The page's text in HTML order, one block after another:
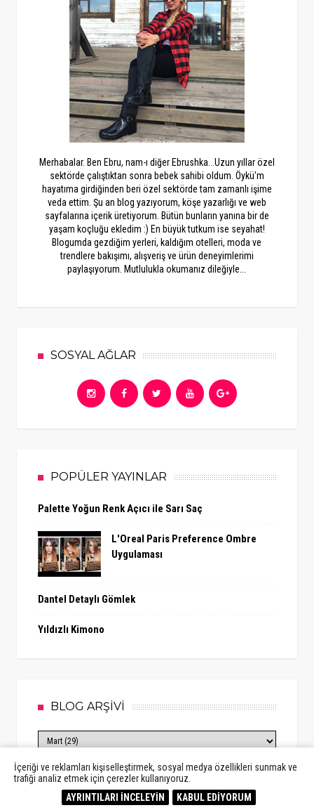
Merhabalar. Ben Ebru, nam-ı diğer Ebrushka...Uzun yıllar özel
sektörde çalıştıktan sonra bebek sahibi oldum. Öykü'm
hayatıma girdiğinden beri özel sektörde tam zamanlı işime
veda ettim. Şu an blog yazıyorum, köşe yazarlığı ve web
sayfalarına içerik üretiyorum. Bütün bunların yanına bir de
yaşam koçluğu ekledim :) En büyük tutkum ise seyahat!
Blogumda gezdiğim yerleri, kaldığım otelleri, moda ve
trendlere bakışımı, alışveriş ve ürün deneyimlerimi
paylaşıyorum. Mutlulukla okumanız dileğiyle...
SOSYAL AĞLAR
POPÜLER YAYINLAR
Palette Yoğun Renk Açıcı ile Sarı Saç
L'Oreal Paris Preference Ombre
Uygulaması
Dantel Detaylı Gömlek
Yıldızlı Kimono
BLOG ARŞİVİ
İçeriği ve reklamları kişiselleştirmek, sosyal medya özellikleri sunmak ve
trafiği analiz etmek için çerezler kullanıyoruz.
AYRINTILARI İNCELEYİN
KABUL EDİYORUM